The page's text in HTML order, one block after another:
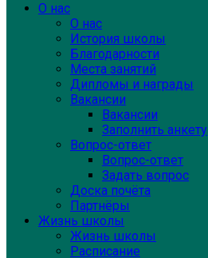
О нас
О нас
История школы
Благодарности
Места занятий
Дипломы и награды
Вакансии
Вакансии
Заполнить анкету
Вопрос-ответ
Вопрос-ответ
Задать вопрос
Доска почёта
Партнёры
Жизнь школы
Жизнь школы
Расписание